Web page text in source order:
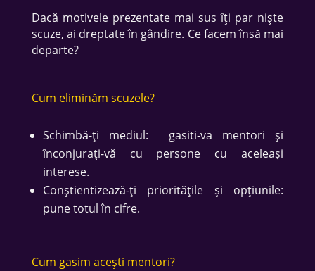
Dacă motivele prezentate mai sus îți par niște
scuze, ai dreptate în gândire. Ce facem însă mai
departe?
Cum eliminăm scuzele?
Schimbă-ți mediul: gasiti-va mentori și
înconjurați-vă cu persone cu aceleași
interese.
Conștientizează-ți prioritățile și opțiunile:
pune totul în cifre.
Cum gasim acești mentori?